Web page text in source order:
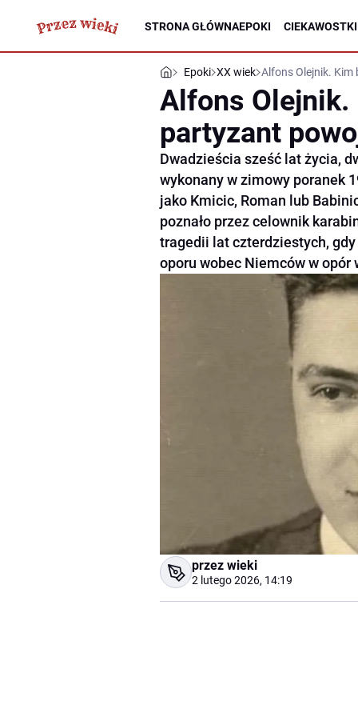
STRONA GŁÓWNAEPOKI
Epoki XX wiek Alfons Olejnik. Kim
Alfons Olejnik.
partyzant
Dwadzieścia sześć lat życia,
wykonany w zimowy poranek
jako Kmicic, Roman lub
poznało przez celownik
tragedii lat czterdziestych, gdy
oporu wobec Niemców w
przez wieki
2 lutego 2026, 14:19